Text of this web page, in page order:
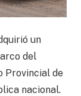
un
del
Provincial de
nacional.